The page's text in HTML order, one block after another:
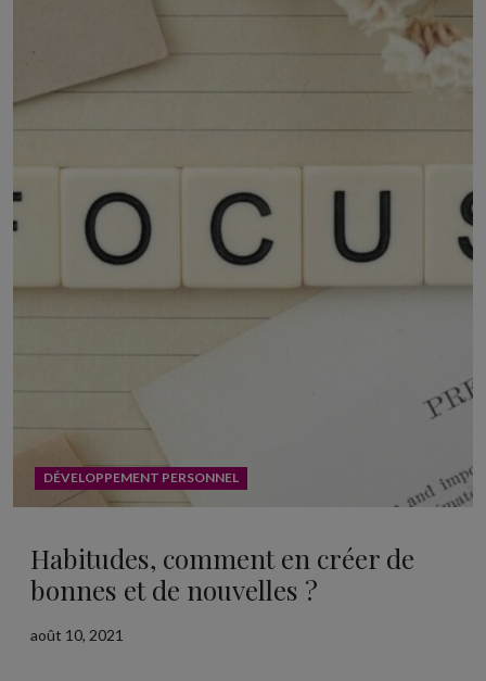
DÉVELOPPEMENT PERSONNEL
Habitudes, comment en créer de
bonnes et de nouvelles ?
août 10, 2021